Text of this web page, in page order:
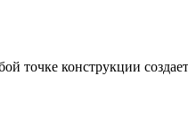
точке конструкции